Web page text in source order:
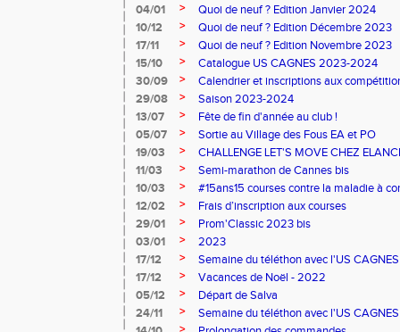
04/01
>
Quoi de neuf ? Edition Janvier 2024
10/12
>
Quoi de neuf ? Edition Décembre 2023
17/11
>
Quoi de neuf ? Edition Novembre 2023
15/10
>
Catalogue US CAGNES 2023-2024
30/09
>
Calendrier et inscriptions aux
29/08
>
Saison 2023-2024
13/07
>
Fête de fin d'année au club !
05/07
>
Sortie au Village des Fous EA et PO
19/03
>
CHALLENGE LET'S MOVE CHEZ
11/03
>
Semi-marathon de Cannes bis
10/03
>
#15ans15 courses contre la maladie à
12/02
>
Frais d’inscription aux courses
29/01
>
Prom'Classic 2023 bis
03/01
>
2023
17/12
>
Semaine du téléthon avec l'US CAGNES
17/12
>
Vacances de Noël - 2022
05/12
>
Départ de Salva
24/11
>
Semaine du téléthon avec l'US CAGNES